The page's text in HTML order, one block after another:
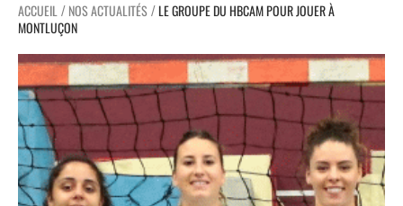
ACCUEIL / NOS ACTUALITÉS /LE GROUPE DU HBCAM POUR JOUER À
MONTLUÇON